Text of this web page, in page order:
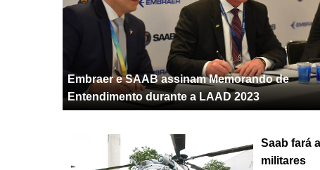
Embraer e SAAB assinam Memorando de
Entendimento durante a LAAD 2023
Saab fará
militares